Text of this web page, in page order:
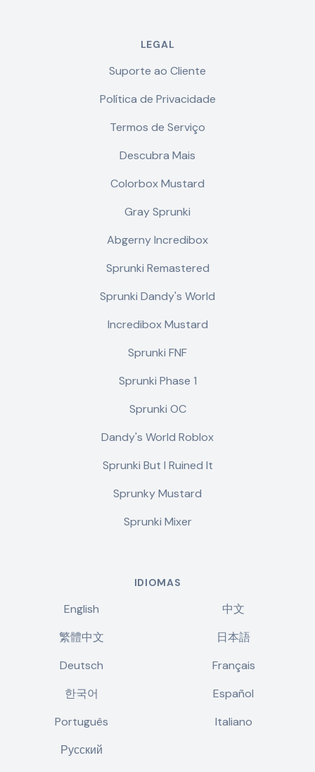
LEGAL
Suporte ao Cliente
Política de Privacidade
Termos de Serviço
Descubra Mais
Colorbox Mustard
Gray Sprunki
Abgerny Incredibox
Sprunki Remastered
Sprunki Dandy's World
Incredibox Mustard
Sprunki FNF
Sprunki Phase 1
Sprunki OC
Dandy's World Roblox
Sprunki But I Ruined It
Sprunky Mustard
Sprunki Mixer
IDIOMAS
English
中文
繁體中文
日本語
Deutsch
Français
한국어
Español
Português
Italiano
Русский